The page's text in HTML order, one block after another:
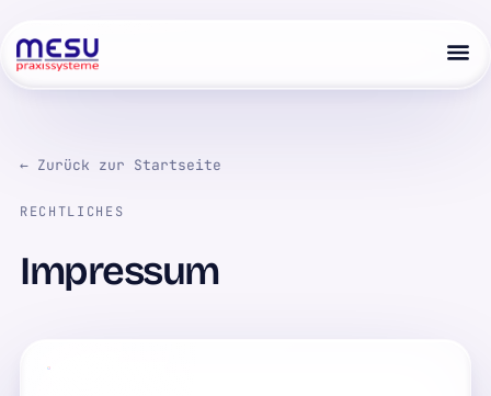
← Zurück zur Startseite
RECHTLICHES
Impressum